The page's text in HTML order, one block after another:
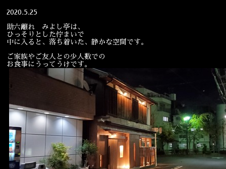
2020.5.25
助六離れ みよし亭は、
ひっそりとした佇まいで
中に入ると、落ち着いた、静かな空間です。
ご家族やご友人との少人数での
お食事にうってうけです。
お飲み物
お部屋のご紹介 会議・舞台のご利用
結婚式・披露宴
法要
慶事 お顔合わせ
宴会 ウェディング